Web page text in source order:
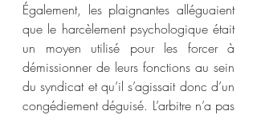
Également, les plaignantes alléguaient
que le harcèlement psychologique était
un moyen utilisé pour les forcer à
démissionner de leurs fonctions au sein
du syndicat et qu’il s’agissait donc d’un
congédiement déguisé. L’arbitre n’a pas